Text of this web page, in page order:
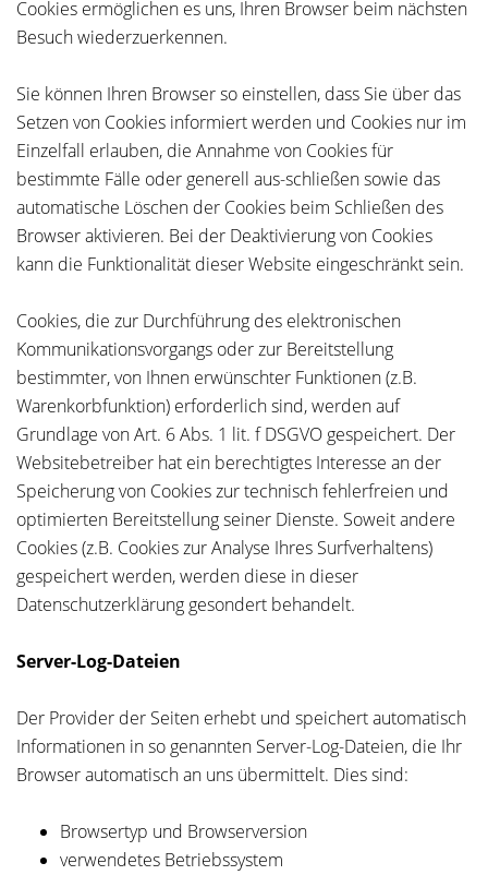
Cookies ermöglichen es uns, Ihren Browser beim nächsten
Besuch wiederzuerkennen.
Sie können Ihren Browser so einstellen, dass Sie über das
Setzen von Cookies informiert werden und Cookies nur im
Einzelfall erlauben, die Annahme von Cookies für
bestimmte Fälle oder generell aus-schließen sowie das
automatische Löschen der Cookies beim Schließen des
Browser aktivieren. Bei der Deaktivierung von Cookies
kann die Funktionalität dieser Website eingeschränkt sein.
Cookies, die zur Durchführung des elektronischen
Kommunikationsvorgangs oder zur Bereitstellung
bestimmter, von Ihnen erwünschter Funktionen (z.B.
Warenkorbfunktion) erforderlich sind, werden auf
Grundlage von Art. 6 Abs. 1 lit. f DSGVO gespeichert. Der
Websitebetreiber hat ein berechtigtes Interesse an der
Speicherung von Cookies zur technisch fehlerfreien und
optimierten Bereitstellung seiner Dienste. Soweit andere
Cookies (z.B. Cookies zur Analyse Ihres Surfverhaltens)
gespeichert werden, werden diese in dieser
Datenschutzerklärung gesondert behandelt.
Server-Log-Dateien
Der Provider der Seiten erhebt und speichert automatisch
Informationen in so genannten Server-Log-Dateien, die Ihr
Browser automatisch an uns übermittelt. Dies sind:
Browsertyp und Browserversion
verwendetes Betriebssystem